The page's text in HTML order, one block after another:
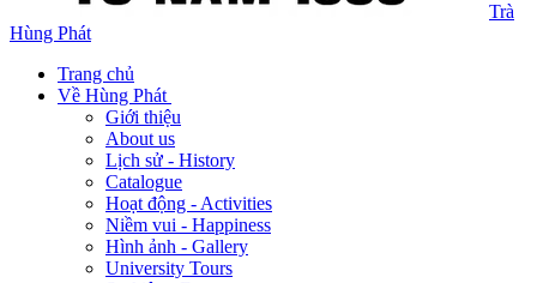
Trà
Hùng Phát
Trang chủ
Về Hùng Phát
Giới thiệu
About us
Lịch sử - History
Catalogue
Hoạt động - Activities
Niềm vui - Happiness
Hình ảnh - Gallery
University Tours